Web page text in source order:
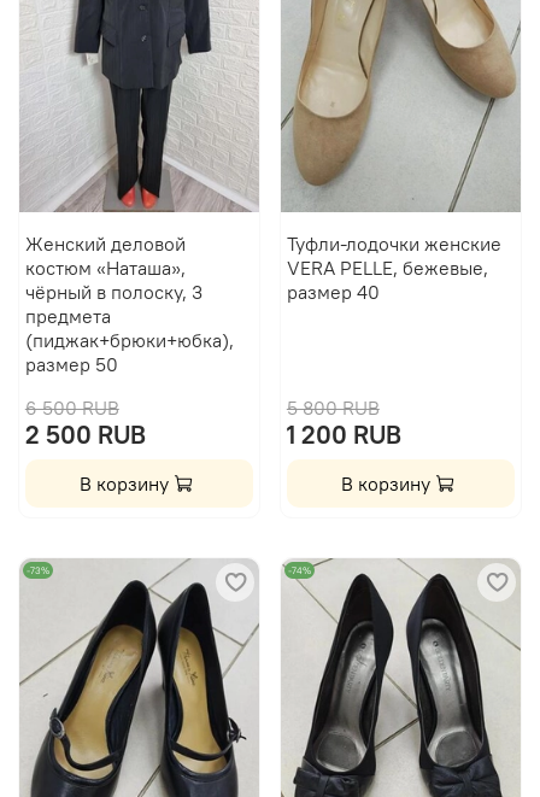
Женский деловой
костюм «Наташа»,
чёрный в полоску, 3
предмета
(пиджак+брюки+юбка),
размер 50
6 500 RUB
2 500 RUB
В корзину
Туфли-лодочки женские
VERA PELLE, бежевые,
размер 40
5 800 RUB
1 200 RUB
В корзину
-73% -74%